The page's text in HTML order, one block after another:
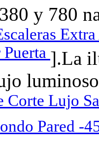
y 780
].La
Lujo
Pared -